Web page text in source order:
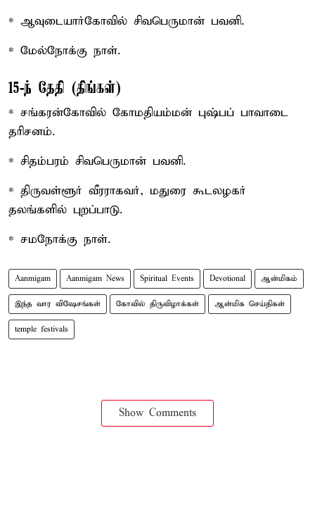
* ஆவுடையார்கோவில் சிவபெருமான் பவனி.
* மேல்நோக்கு நாள்.
15-ந் தேதி (திங்கள்)
* சங்கரன்கோவில் கோமதியம்மன் புஷ்பப் பாவாடை
தரிசனம்.
* சிதம்பரம் சிவபெருமான் பவனி.
* திருவள்ளூர் வீரராகவர், மதுரை கூடலழகர்
தலங்களில் புறப்பாடு.
* சமநோக்கு நாள்.
Aanmigam Aanmigam News Spiritual Events Devotional ஆன்மிகம்
இந்த வார விஷேசங்கள் கோவில் திருவிழாக்கள் ஆன்மிக செய்திகள்
temple festivals
Show Comments